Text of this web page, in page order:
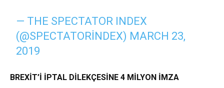
— THE SPECTATOR INDEX
(@SPECTATORINDEX) MARCH 23,
2019
BREXİT’İ İPTAL DİLEKÇESİNE 4 MİLYON İMZA